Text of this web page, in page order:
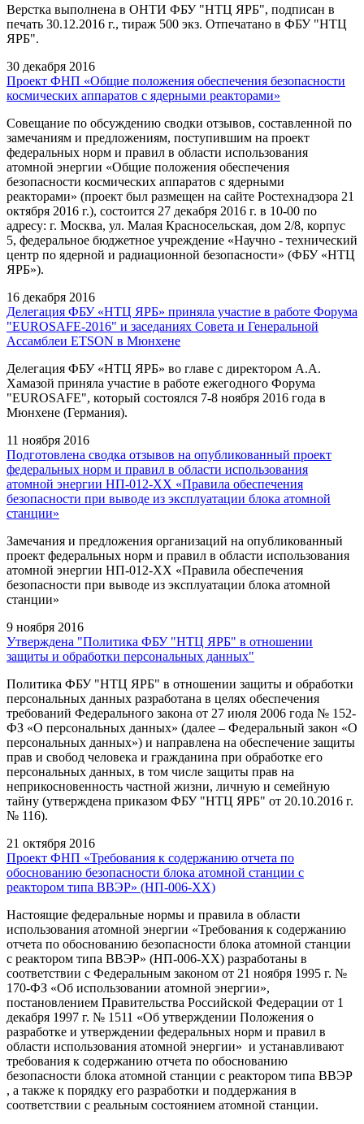
Верстка выполнена в ОНТИ ФБУ "НТЦ ЯРБ", подписан в
печать 30.12.2016 г., тираж 500 экз. Отпечатано в ФБУ "НТЦ
ЯРБ".
30 декабря 2016
Проект ФНП «Общие положения обеспечения безопасности
космических аппаратов с ядерными реакторами»
Совещание по обсуждению сводки отзывов, составленной по
замечаниям и предложениям, поступившим на проект
федеральных норм и правил в области использования
атомной энергии «Общие положения обеспечения
безопасности космических аппаратов с ядерными
реакторами» (проект был размещен на сайте Ростехнадзора 21
октября 2016 г.), состоится 27 декабря 2016 г. в 10-00 по
адресу: г. Москва, ул. Малая Красносельская, дом 2/8, корпус
5, федеральное бюджетное учреждение «Научно - технический
центр по ядерной и радиационной безопасности» (ФБУ «НТЦ
ЯРБ»).
16 декабря 2016
Делегация ФБУ «НТЦ ЯРБ» приняла участие в работе Форума
"EUROSAFE-2016" и заседаниях Совета и Генеральной
Ассамблеи ETSON в Мюнхене
Делегация ФБУ «НТЦ ЯРБ» во главе с директором А.А.
Хамазой приняла участие в работе ежегодного Форума
"EUROSAFE", который состоялся 7-8 ноября 2016 года в
Мюнхене (Германия).
11 ноября 2016
Подготовлена сводка отзывов на опубликованный проект
федеральных норм и правил в области использования
атомной энергии НП-012-ХХ «Правила обеспечения
безопасности при выводе из эксплуатации блока атомной
станции»
Замечания и предложения организаций на опубликованный
проект федеральных норм и правил в области использования
атомной энергии НП-012-ХХ «Правила обеспечения
безопасности при выводе из эксплуатации блока атомной
станции»
9 ноября 2016
Утверждена "Политика ФБУ "НТЦ ЯРБ" в отношении
защиты и обработки персональных данных"
Политика ФБУ "НТЦ ЯРБ" в отношении защиты и обработки
персональных данных разработана в целях обеспечения
требований Федерального закона от 27 июля 2006 года № 152-
ФЗ «О персональных данных» (далее – Федеральный закон «О
персональных данных») и направлена на обеспечение защиты
прав и свобод человека и гражданина при обработке его
персональных данных, в том числе защиты прав на
неприкосновенность частной жизни, личную и семейную
тайну (утверждена приказом ФБУ "НТЦ ЯРБ" от 20.10.2016 г.
№ 116).
21 октября 2016
Проект ФНП «Требования к содержанию отчета по
обоснованию безопасности блока атомной станции с
реактором типа ВВЭР» (НП-006-XX)
Настоящие федеральные нормы и правила в области
использования атомной энергии «Требования к содержанию
отчета по обоснованию безопасности блока атомной станции
с реактором типа ВВЭР» (НП-006-XX) разработаны в
соответствии с Федеральным законом от 21 ноября 1995 г. №
170-ФЗ «Об использовании атомной энергии»,
постановлением Правительства Российской Федерации от 1
декабря 1997 г. № 1511 «Об утверждении Положения о
разработке и утверждении федеральных норм и правил в
области использования атомной энергии» и устанавливают
требования к содержанию отчета по обоснованию
безопасности блока атомной станции с реактором типа ВВЭР
, а также к порядку его разработки и поддержания в
соответствии c реальным состоянием атомной станции.